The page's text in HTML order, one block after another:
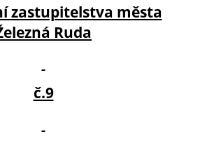
zastupitelstva města
Ruda
č.9